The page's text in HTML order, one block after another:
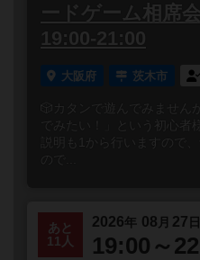
ードゲーム相席
19:00-21:00
大阪府 茨木市
🎲カタンで遊んでみません
でみたい！」という初心者
説明も1から行いますので
あと
11人
2026年 08 月 27 日
19:00～